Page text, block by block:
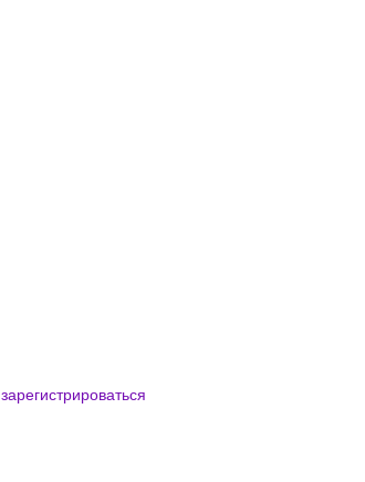
зарегистрироваться